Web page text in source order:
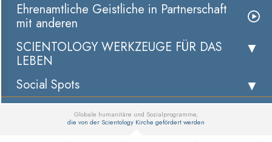
Ehrenamtliche Geistliche in Partnerschaft
mit anderen
SCIENTOLOGY WERKZEUGE FÜR DAS
LEBEN
Social Spots
Globale humanitäre und Sozialprogramme,
die von der Scientology Kirche gefördert werden